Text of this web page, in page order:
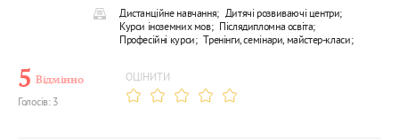
Дистанційне навчання; Дитячі розвиваючі центри;
Курси іноземних мов; Післядипломна освіта;
Професійні курси; Тренінги, семінари, майстер-класи;
5 Відмінно
Голосів: 3
ОЦІНИТИ